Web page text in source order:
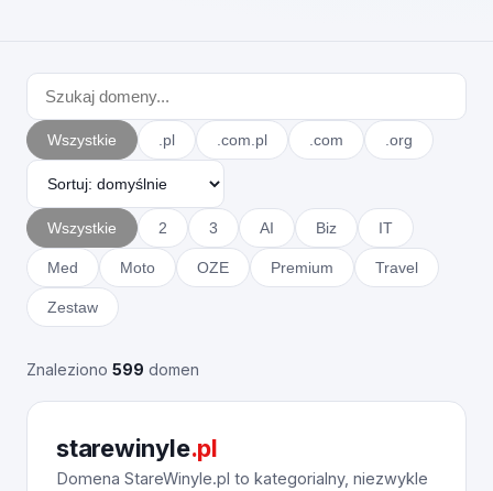
Wszystkie .pl .com.pl .com .org
Wszystkie 2 3 AI Biz IT
Med Moto OZE Premium Travel
Zestaw
Znaleziono 599 domen
starewinyle.pl
Domena StareWinyle.pl to kategorialny, niezwykle